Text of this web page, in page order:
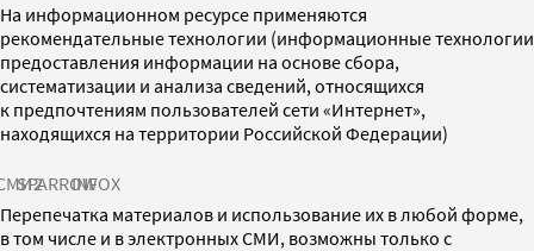
На информационном ресурсе применяются
рекомендательные технологии (информационные технологии
предоставления информации на основе сбора,
систематизации и анализа сведений, относящихся
к предпочтениям пользователей сети «Интернет»,
находящихся на территории Российской Федерации)
SPARROWINFOX
Перепечатка материалов и использование их в любой форме,
в том числе и в электронных СМИ, возможны только с